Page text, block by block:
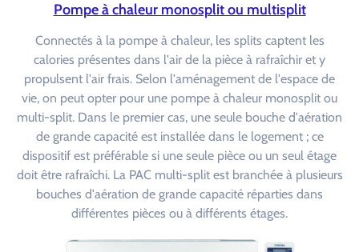
Pompe à chaleur monosplit ou multisplit
Connectés à la pompe à chaleur, les splits captent les
calories présentes dans l'air de la pièce à rafraîchir et y
propulsent l'air frais. Selon l'aménagement de l'espace de
vie, on peut opter pour une pompe à chaleur monosplit ou
multi-split. Dans le premier cas, une seule bouche d'aération
de grande capacité est installée dans le logement ; ce
dispositif est préférable si une seule pièce ou un seul étage
doit être rafraîchi. La PAC multi-split est branchée à plusieurs
bouches d'aération de grande capacité réparties dans
différentes pièces ou à différents étages.